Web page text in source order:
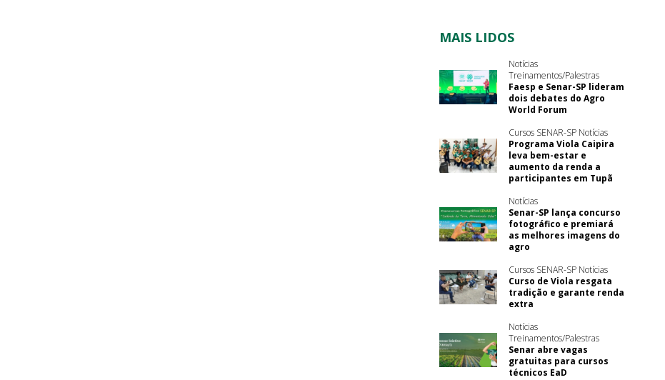
MAIS LIDOS
Notícias
Treinamentos/Palestras
Faesp e Senar-SP lideram
dois debates do Agro
World Forum
Cursos SENAR-SP Notícias
Programa Viola Caipira
leva bem-estar e
aumento da renda a
participantes em Tupã
Notícias
Senar-SP lança concurso
fotográfico e premiará
as melhores imagens do
agro
Cursos SENAR-SP Notícias
Curso de Viola resgata
tradição e garante renda
extra
Notícias
Treinamentos/Palestras
Senar abre vagas
gratuitas para cursos
técnicos EaD